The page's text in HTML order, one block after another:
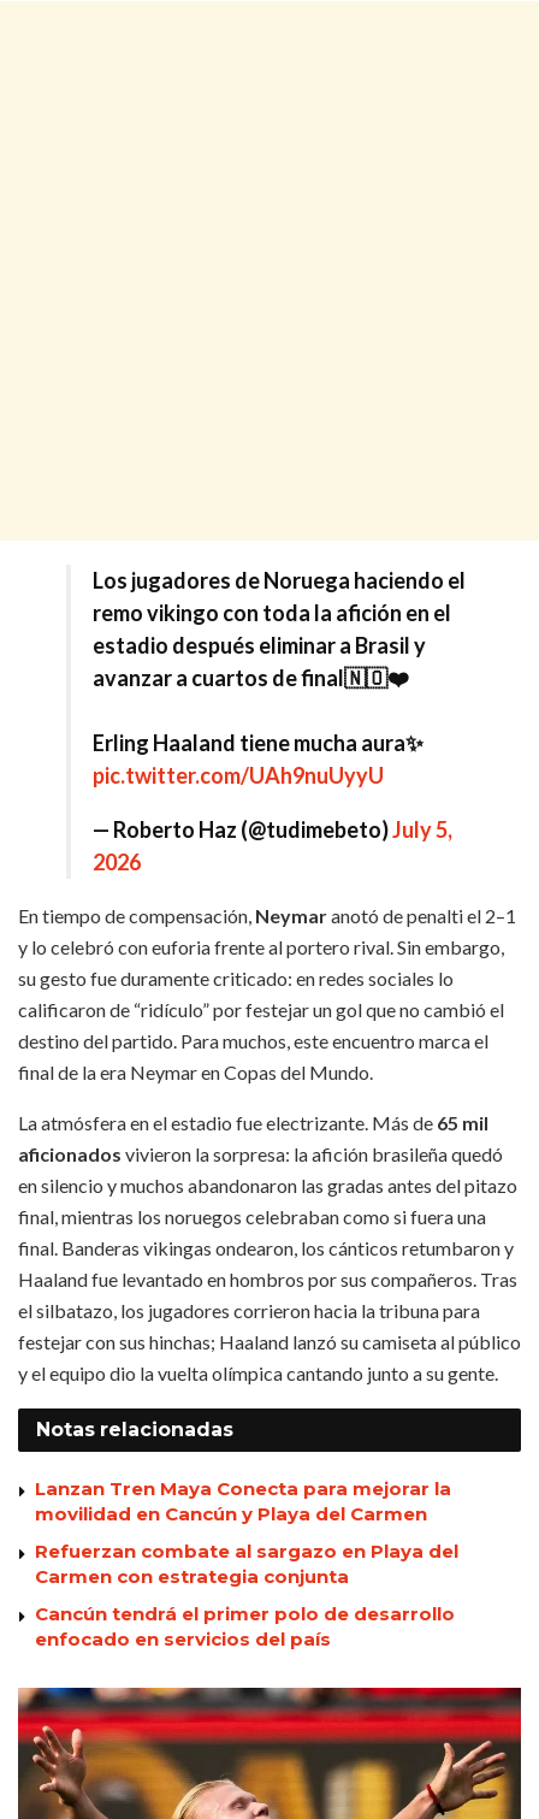
Los jugadores de Noruega haciendo el
remo vikingo con toda la afición en el
estadio después eliminar a Brasil y
avanzar a cuartos de final🇳🇴❤️
Erling Haaland tiene mucha aura✨
pic.twitter.com/UAh9nuUyyU
— Roberto Haz (@tudimebeto)July 5,
2026
En tiempo de compensación, Neymaranotó de penalti el 2–1
y lo celebró con euforia frente al portero rival. Sin embargo,
su gesto fue duramente criticado: en redes sociales lo
calificaron de “ridículo” por festejar un gol que no cambió el
destino del partido. Para muchos, este encuentro marca el
final de la era Neymar en Copas del Mundo.
La atmósfera en el estadio fue electrizante. Más de 65 mil
aficionados vivieron la sorpresa: la afición brasileña quedó
en silencio y muchos abandonaron las gradas antes del pitazo
final, mientras los noruegos celebraban como si fuera una
final. Banderas vikingas ondearon, los cánticos retumbaron y
Haaland fue levantado en hombros por sus compañeros. Tras
el silbatazo, los jugadores corrieron hacia la tribuna para
festejar con sus hinchas; Haaland lanzó su camiseta al público
y el equipo dio la vuelta olímpica cantando junto a su gente.
Notas relacionadas
Lanzan Tren Maya Conecta para mejorar la
movilidad en Cancún y Playa del Carmen
Refuerzan combate al sargazo en Playa del
Carmen con estrategia conjunta
Cancún tendrá el primer polo de desarrollo
enfocado en servicios del país